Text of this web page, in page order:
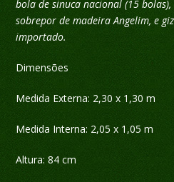
bola de sinuca nacional (15
sobrepor de madeira Angelim, e
importado.
Dimensões
Medida Externa: 2,30 x 1,30 m
Medida Interna: 2,05 x 1,05 m
Altura: 84 cm